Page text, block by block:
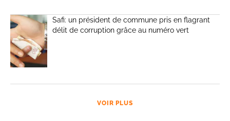
Safi: un président de commune pris en flagrant
délit de corruption grâce au numéro vert
VOIR PLUS